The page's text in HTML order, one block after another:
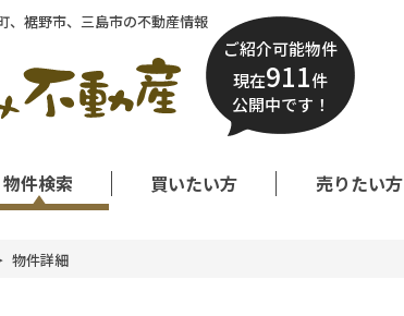
、裾野市、三島市の不動産情報
ご紹介可能物件
現在911件
公開中です！
物件検索 買いたい方 売りたい方
物件詳細